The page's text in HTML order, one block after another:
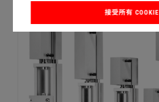
接受所有 COOKIE